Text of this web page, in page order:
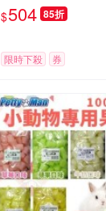
$504 85折
限時下殺 券